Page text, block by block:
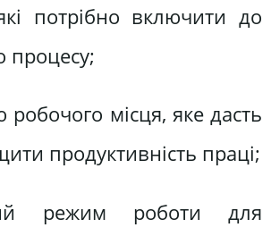
потрібно включити до
процесу;
робочого місця, яке дасть
продуктивність праці;
режим роботи для